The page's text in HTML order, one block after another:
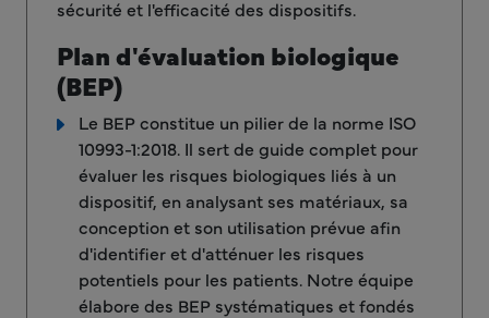
sécurité et l'efficacité des dispositifs.
Plan d'évaluation biologique
(BEP)
Le BEP constitue un pilier de la norme ISO
10993-1:2018. Il sert de guide complet pour
évaluer les risques biologiques liés à un
dispositif, en analysant ses matériaux, sa
conception et son utilisation prévue afin
d'identifier et d'atténuer les risques
potentiels pour les patients. Notre équipe
élabore des BEP systématiques et fondés